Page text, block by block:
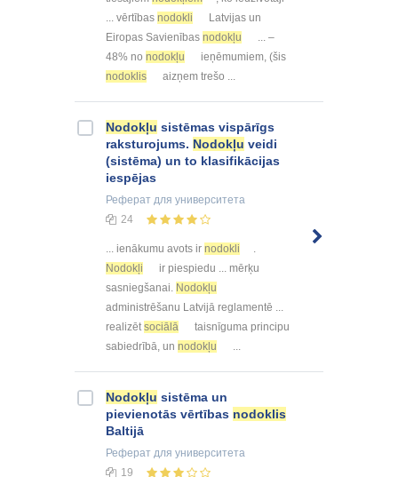
... vērtības nodokli
Latvijas un
Eiropas Savienības nodokļu
... –
48% no nodokļu
ieņēmumiem, (šis
nodoklis
aizņem trešo ...
Nodokļu sistēmas vispārīgs
raksturojums. Nodokļu veidi
(sistēma) un to klasifikācijas
iespējas
Реферат для университета
24
... ienākumu avots ir nodokli
Nodokļi
ir piespiedu ... mērķu
sasniegšanai. Nodokļu
administrēšanu Latvijā reglamentē ...
realizēt sociālā
taisnīguma principu
sabiedrībā, un nodokļu
Nodokļu sistēma un
pievienotās vērtības nodoklis
Baltijā
Реферат для университета
19